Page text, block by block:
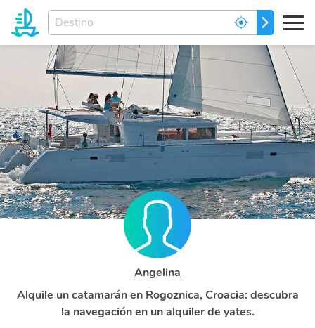
Ingrese
el
destino
de
sus
sueños...
IR
Angelina
Alquile un catamarán en Rogoznica, Croacia: descubra
la navegación en un alquiler de yates.